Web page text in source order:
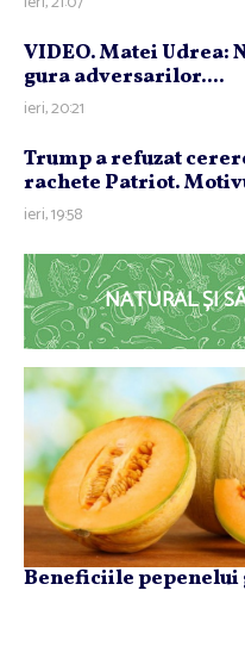
VIDEO. Matei Udrea:
gura adversarilor....
ieri, 20:21
Trump a refuzat
rachete Patriot.
ieri, 19:58
NATURAL ȘI
Beneficiile pepenelui